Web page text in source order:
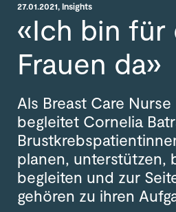
27.01.2021, Insights
«Ich bin für
Frauen da»
Als Breast Care
begleitet Cornelia
planen, unterstützen,
begleiten und zur
gehören zu ihren